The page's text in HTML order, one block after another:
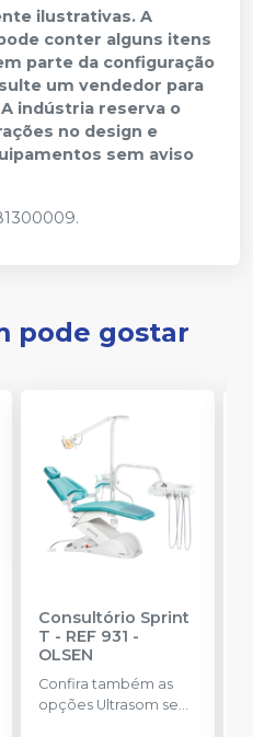
ilustrativas. A
conter alguns itens
parte da configuração
um vendedor para
indústria reserva o
no design e
sem aviso
pode gostar
Consultório Sprint
T - REF 931 -
OLSEN
Confira também as
opções Ultrasom sem